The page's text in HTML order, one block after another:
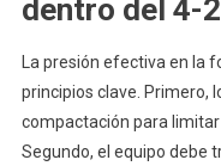
dentro del 4-
La presión efectiva en la
principios clave. Primero,
compactación para limitar
Segundo, el equipo debe